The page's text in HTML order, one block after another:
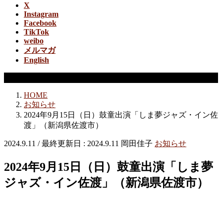
X
Instagram
Facebook
TikTok
weibo
メルマガ
English
HOME
お知らせ
2024年9月15日（日）鼓童出演「しま夢ジャズ・イン佐
渡」（新潟県佐渡市）
2024.9.11 / 最終更新日 : 2024.9.11 岡田佳子 お知らせ
2024年9月15日（日）鼓童出演「しま夢
ジャズ・イン佐渡」（新潟県佐渡市）